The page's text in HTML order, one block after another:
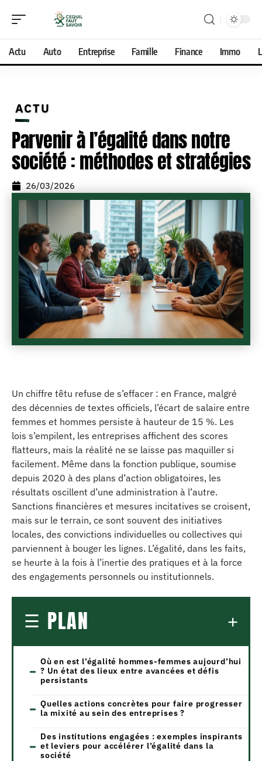
Actu Auto Entreprise Famille Finance Immo
ACTU
Parvenir à l’égalité dans notre
société : méthodes et stratégies
26/03/2026
Un chiffre têtu refuse de s’effacer : en France, malgré
des décennies de textes officiels, l’écart de salaire entre
femmes et hommes persiste à hauteur de 15 %. Les
lois s’empilent, les entreprises affichent des scores
flatteurs, mais la réalité ne se laisse pas maquiller si
facilement. Même dans la fonction publique, soumise
depuis 2020 à des plans d’action obligatoires, les
résultats oscillent d’une administration à l’autre.
Sanctions financières et mesures incitatives se croisent,
mais sur le terrain, ce sont souvent des initiatives
locales, des convictions individuelles ou collectives qui
parviennent à bouger les lignes. L’égalité, dans les faits,
se heurte à la fois à l’inertie des pratiques et à la force
des engagements personnels ou institutionnels.
PLAN
Où en est l’égalité hommes-femmes aujourd’hui
? Un état des lieux entre avancées et défis
persistants
Quelles actions concrètes pour faire progresser
la mixité au sein des entreprises ?
Des institutions engagées : exemples inspirants
et leviers pour accélérer l’égalité dans la
société